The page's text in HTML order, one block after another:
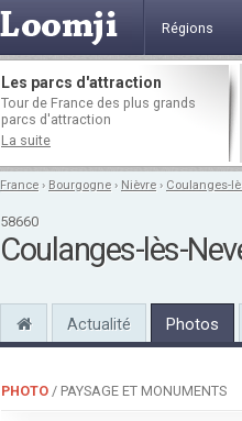
Régions
Les parcs d'attraction
Tour de France des plus grands
parcs d'attraction
La suite
France › Bourgogne › Nièvre › Coulanges-
58660
Coulanges-lès-
Actualité Photos
PHOTO / PAYSAGE ET MONUMENTS